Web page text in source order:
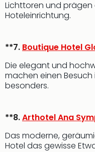
Lichttoren und prägen
Hoteleinrichtung.
**7. Boutique Hotel
Die elegant und
machen einen
besonders.
**8.Arthotel Ana
Das moderne,
Hotel das gewisse